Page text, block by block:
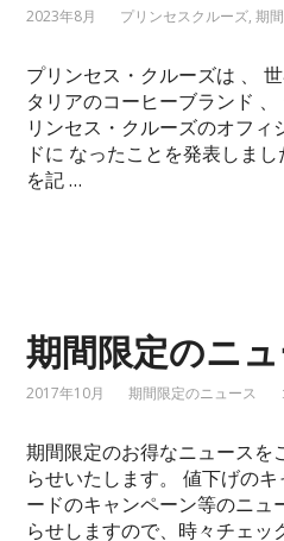
2023年8月 プリンセスクルーズ,期
プリンセス・クルーズは 、
タリアのコーヒーブランド
リンセス・クルーズのオフ
ドに なったことを発表しま
を記 …
期間限定のニ
2017年10月 期間限定のニュース
期間限定のお得なニュースを
らせいたします。 値下げの
ードのキャンペーン等のニュ
らせしますので、時々チェッ